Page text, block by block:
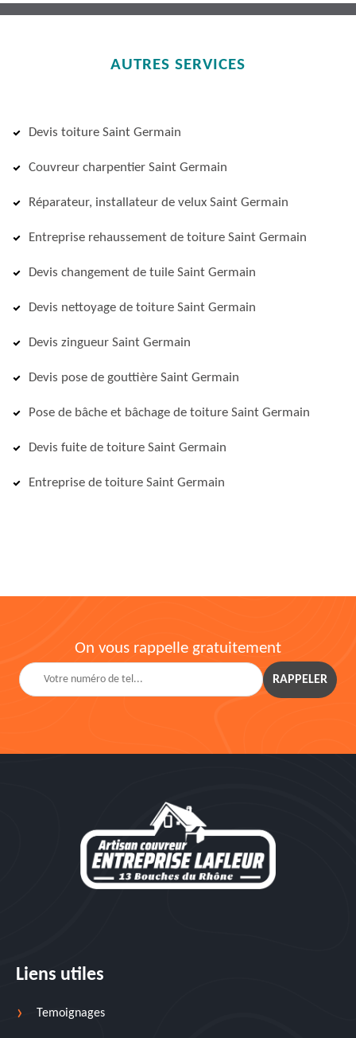
AUTRES SERVICES
Devis toiture Saint Germain
Couvreur charpentier Saint Germain
Réparateur, installateur de velux Saint Germain
Entreprise rehaussement de toiture Saint Germain
Devis changement de tuile Saint Germain
Devis nettoyage de toiture Saint Germain
Devis zingueur Saint Germain
Devis pose de gouttière Saint Germain
Pose de bâche et bâchage de toiture Saint Germain
Devis fuite de toiture Saint Germain
Entreprise de toiture Saint Germain
On vous rappelle gratuitement
Liens utiles
Temoignages